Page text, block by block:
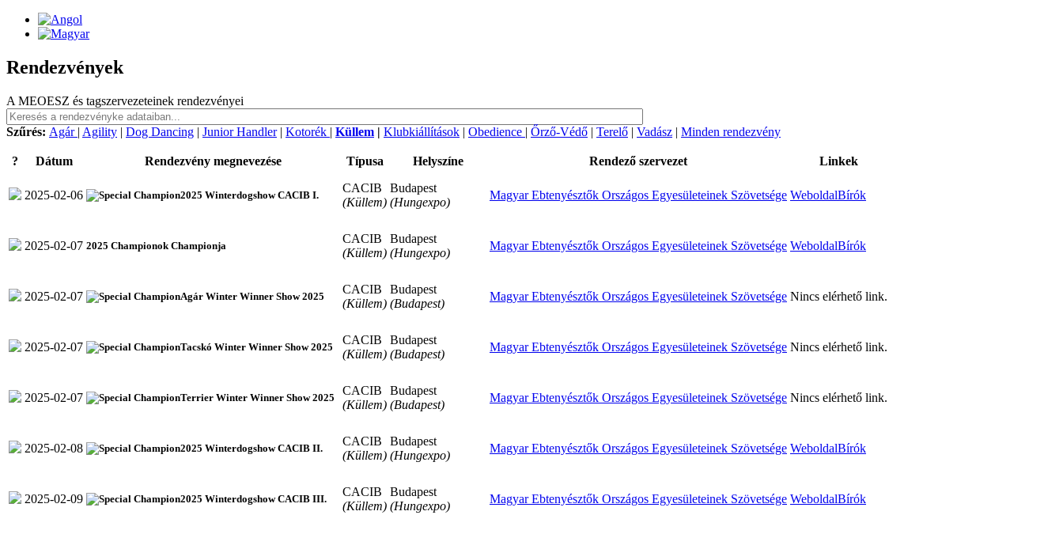
Rendezvények
A MEOESZ és tagszervezeteinek rendezvényei
Szűrés: Agár | Agility | Dog Dancing | Junior Handler| Kotorék | Küllem | Klubkiállítások | Obedience | Őrző-Védő | Terelő | Vadász | Minden rendezvény
? Dátum Rendezvény megnevezése Típusa Helyszíne Rendező szervezet Linkek
2025-02-06 2025 Winterdogshow CACIB I.
CACIB
(Küllem)
Budapest
(Hungexpo)
Magyar Ebtenyésztők Országos Egyesületeinek Szövetsége WeboldalBírók
2025-02-07 2025 Championok Championja
CACIB
(Küllem)
Budapest
(Hungexpo)
Magyar Ebtenyésztők Országos Egyesületeinek Szövetsége WeboldalBírók
2025-02-07 Agár Winter Winner Show 2025
CACIB
(Küllem)
Budapest
(Budapest)
Magyar Ebtenyésztők Országos Egyesületeinek Szövetsége Nincs elérhető link.
2025-02-07 Tacskó Winter Winner Show 2025
CACIB
(Küllem)
Budapest
(Budapest)
Magyar Ebtenyésztők Országos Egyesületeinek Szövetsége Nincs elérhető link.
2025-02-07 Terrier Winter Winner Show 2025
CACIB
(Küllem)
Budapest
(Budapest)
Magyar Ebtenyésztők Országos Egyesületeinek Szövetsége Nincs elérhető link.
2025-02-08 2025 Winterdogshow CACIB II.
CACIB
(Küllem)
Budapest
(Hungexpo)
Magyar Ebtenyésztők Országos Egyesületeinek Szövetsége WeboldalBírók
2025-02-09 2025 Winterdogshow CACIB III.
CACIB
(Küllem)
Budapest
(Hungexpo)
Magyar Ebtenyésztők Országos Egyesületeinek Szövetsége WeboldalBírók